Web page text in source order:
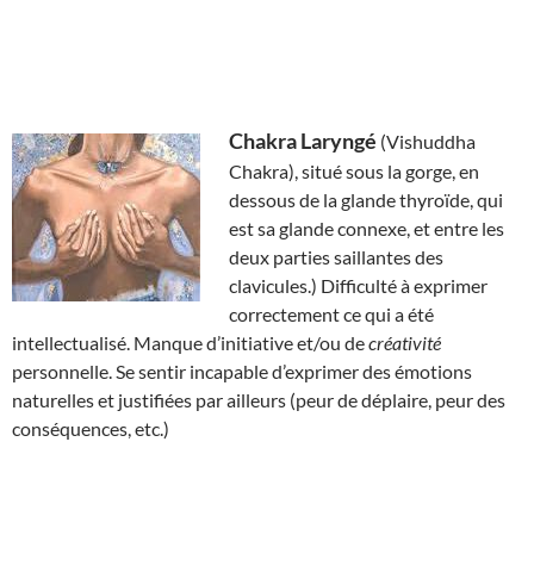
Chakra Laryngé (Vishuddha
Chakra), situé sous la gorge, en
dessous de la glande thyroïde, qui
est sa glande connexe, et entre les
deux parties saillantes des
clavicules.) Difficulté à exprimer
correctement ce qui a été
intellectualisé. Manque d’initiative et/ou decréativité
personnelle. Se sentir incapable d’exprimer des émotions
naturelles et justifiées par ailleurs (peur de déplaire, peur des
conséquences, etc.)